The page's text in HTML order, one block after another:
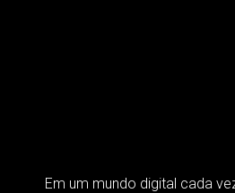
Em um mundo digital cada